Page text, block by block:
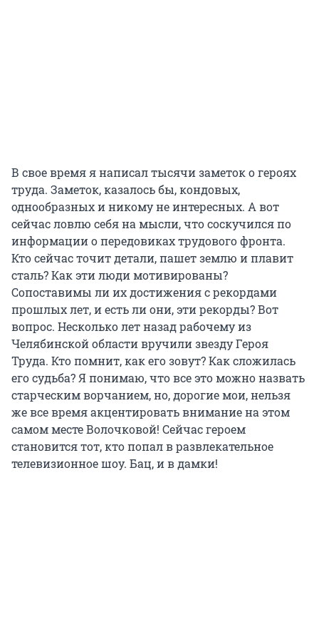
В свое время я написал тысячи заметок о героях
труда. Заметок, казалось бы, кондовых,
однообразных и никому не интересных. А вот
сейчас ловлю себя на мысли, что соскучился по
информации о передовиках трудового фронта.
Кто сейчас точит детали, пашет землю и плавит
сталь? Как эти люди мотивированы?
Сопоставимы ли их достижения с рекордами
прошлых лет, и есть ли они, эти рекорды? Вот
вопрос. Несколько лет назад рабочему из
Челябинской области вручили звезду Героя
Труда. Кто помнит, как его зовут? Как сложилась
его судьба? Я понимаю, что все это можно назвать
старческим ворчанием, но, дорогие мои, нельзя
же все время акцентировать внимание на этом
самом месте Волочковой! Сейчас героем
становится тот, кто попал в развлекательное
телевизионное шоу. Бац, и в дамки!